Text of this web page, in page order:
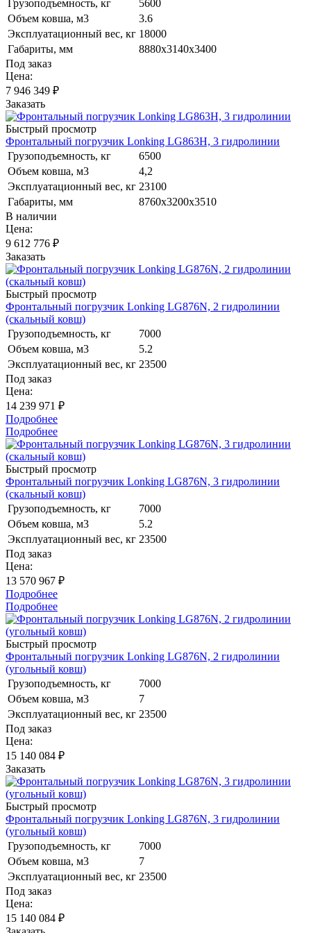
Грузоподъемность, кг
5600
Объем ковша, м3
3.6
Эксплуатационный вес, кг 18000
Габариты, мм
8880х3140х3400
Под заказ
Цена:
7 946 349 ₽
Заказать
Быстрый просмотр
Фронтальный погрузчик Lonking LG863H, 3 гидролинии
Грузоподъемность, кг
6500
Объем ковша, м3
4,2
Эксплуатационный вес, кг 23100
Габариты, мм
8760х3200х3510
В наличии
Цена:
9 612 776 ₽
Заказать
Быстрый просмотр
Фронтальный погрузчик Lonking LG876N, 2 гидролинии
(скальный ковш)
Грузоподъемность, кг
7000
Объем ковша, м3
5.2
Эксплуатационный вес, кг 23500
Под заказ
Цена:
14 239 971 ₽
Подробнее
Подробнее
Быстрый просмотр
Фронтальный погрузчик Lonking LG876N, 3 гидролинии
(скальный ковш)
Грузоподъемность, кг
7000
Объем ковша, м3
5.2
Эксплуатационный вес, кг 23500
Под заказ
Цена:
13 570 967 ₽
Подробнее
Подробнее
Быстрый просмотр
Фронтальный погрузчик Lonking LG876N, 2 гидролинии
(угольный ковш)
Грузоподъемность, кг
7000
Объем ковша, м3
7
Эксплуатационный вес, кг 23500
Под заказ
Цена:
15 140 084 ₽
Заказать
Быстрый просмотр
Фронтальный погрузчик Lonking LG876N, 3 гидролинии
(угольный ковш)
Грузоподъемность, кг
7000
Объем ковша, м3
7
Эксплуатационный вес, кг 23500
Под заказ
Цена:
15 140 084 ₽